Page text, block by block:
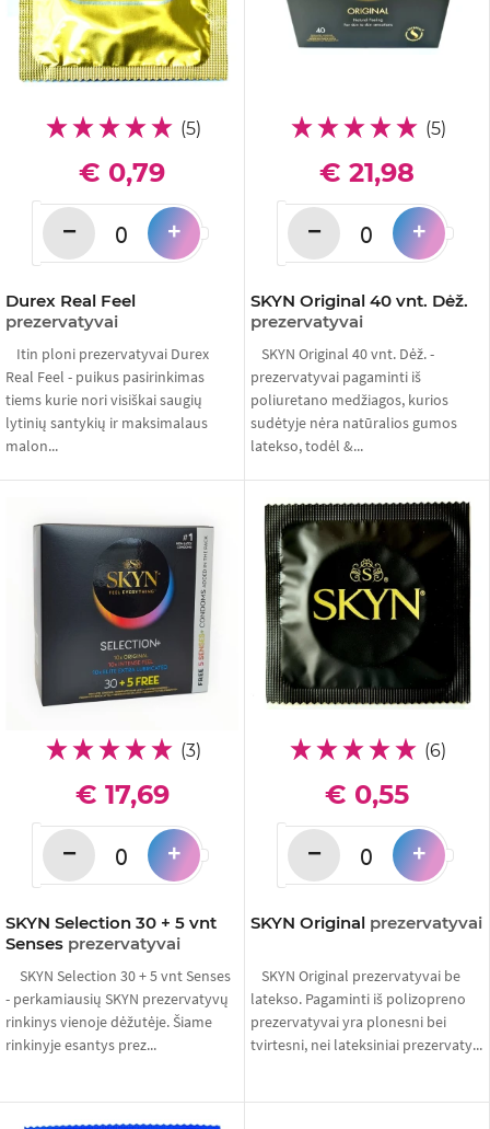
(5)
Durex Real Feel
prezervatyvai
€ 0,79
− +
Itin ploni prezervatyvai Durex
Real Feel - puikus pasirinkimas
tiems kurie nori visiškai saugių
lytinių santykių ir maksimalaus
malon...
(5)
SKYN Original 40 vnt. Dėž.
prezervatyvai
€ 21,98
− +
SKYN Original 40 vnt. Dėž. -
prezervatyvai pagaminti iš
poliuretano medžiagos, kurios
sudėtyje nėra natūralios gumos
latekso, todėl &...
(3)
SKYN Selection 30 + 5 vnt
Senses prezervatyvai
€ 17,69
− +
SKYN Selection 30 + 5 vnt Senses
- perkamiausių SKYN prezervatyvų
rinkinys vienoje dėžutėje. Šiame
rinkinyje esantys prez...
(6)
SKYN Original prezervatyvai
€ 0,55
− +
SKYN Original prezervatyvai be
latekso. Pagaminti iš polizopreno
prezervatyvai yra plonesni bei
tvirtesni, nei lateksiniai prezervaty...